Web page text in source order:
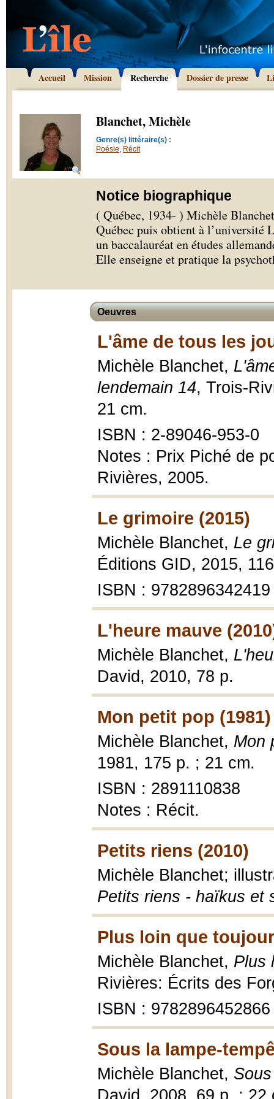
Accueil Mission Recherche Dossier de presse
Blanchet, Michèle
Genre(s) littéraire(s) :
Poésie, Récit
Notice biographique
( Québec, 1934- ) Michèle
Québec puis obtient à l’université
un baccalauréat en études
Elle enseigne et pratique la
Oeuvres
L'âme de tous les
Michèle Blanchet,
lendemain 14, Trois-
21 cm.
ISBN : 2-89046-953-0
Notes : Prix Piché de
Rivières, 2005.
Le grimoire (2015)
Michèle Blanchet, Le
Éditions GID, 2015,
ISBN : 9782896342419
L'heure mauve
Michèle Blanchet,
David, 2010, 78 p.
Mon petit pop (1981)
Michèle Blanchet, Mon
1981, 175 p. ; 21 cm.
ISBN : 2891110838
Notes : Récit.
Petits riens (2010)
Michèle Blanchet;
Petits riens - haïkus et
Plus loin que
Michèle Blanchet, Plus
Rivières: Écrits des
ISBN : 9782896452866
Sous la lampe-
Michèle Blanchet,
David, 2008, 69 p. ; 22